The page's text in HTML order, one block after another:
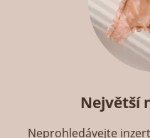
Největší
Neprohledávejte